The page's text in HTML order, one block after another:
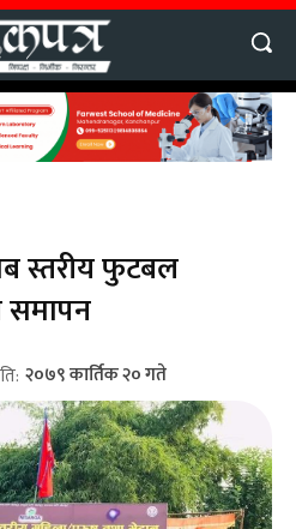
स्तरीय फुटबल
समापन
२०७९ कार्तिक २० गते